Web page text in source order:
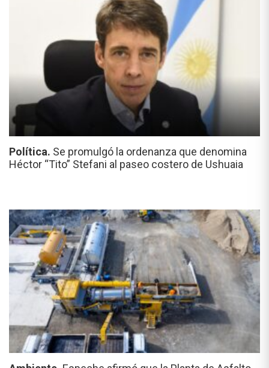
Política. Se promulgó la ordenanza que denomina
Héctor “Tito” Stefani al paseo costero de Ushuaia